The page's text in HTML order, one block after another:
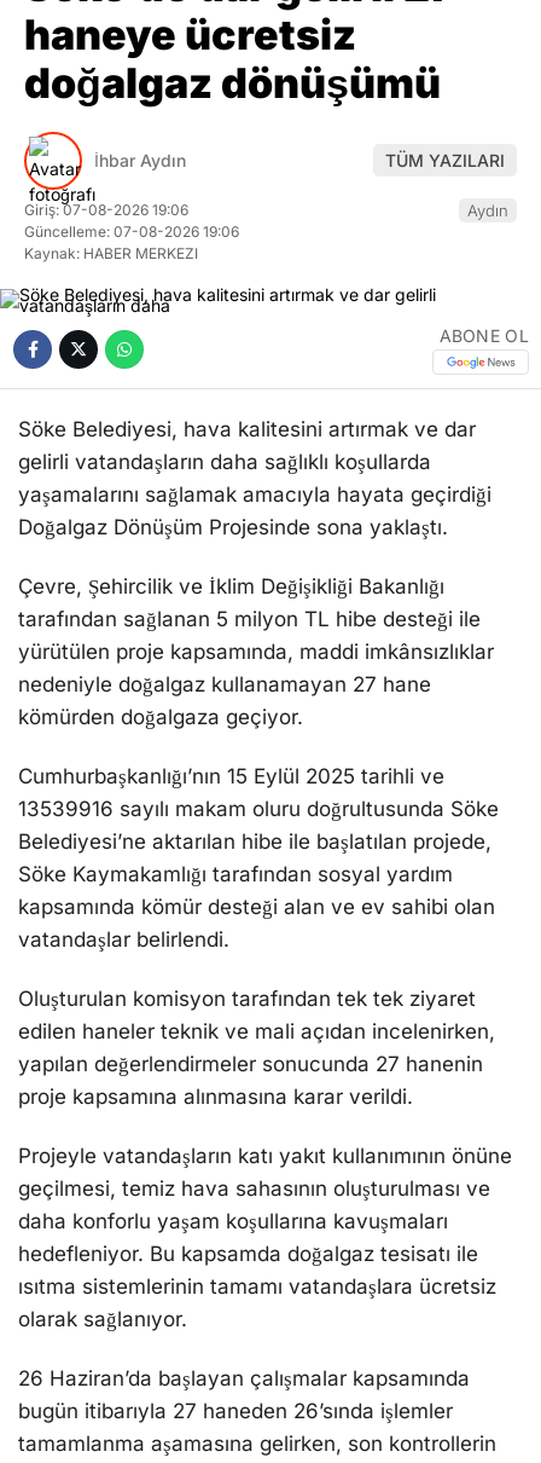
haneye ücretsiz
doğalgaz dönüşümü
İhbar Aydın TÜM YAZILARI
Giriş: 07-08-2026 19:06
Güncelleme: 07-08-2026 19:06
Kaynak: HABER MERKEZI
Aydın
ABONE OL
Söke Belediyesi, hava kalitesini artırmak ve dar
gelirli vatandaşların daha sağlıklı koşullarda
yaşamalarını sağlamak amacıyla hayata geçirdiği
Doğalgaz Dönüşüm Projesinde sona yaklaştı.
Çevre, Şehircilik ve İklim Değişikliği Bakanlığı
tarafından sağlanan 5 milyon TL hibe desteği ile
yürütülen proje kapsamında, maddi imkânsızlıklar
nedeniyle doğalgaz kullanamayan 27 hane
kömürden doğalgaza geçiyor.
Cumhurbaşkanlığı’nın 15 Eylül 2025 tarihli ve
13539916 sayılı makam oluru doğrultusunda Söke
Belediyesi’ne aktarılan hibe ile başlatılan projede,
Söke Kaymakamlığı tarafından sosyal yardım
kapsamında kömür desteği alan ve ev sahibi olan
vatandaşlar belirlendi.
Oluşturulan komisyon tarafından tek tek ziyaret
edilen haneler teknik ve mali açıdan incelenirken,
yapılan değerlendirmeler sonucunda 27 hanenin
proje kapsamına alınmasına karar verildi.
Projeyle vatandaşların katı yakıt kullanımının önüne
geçilmesi, temiz hava sahasının oluşturulması ve
daha konforlu yaşam koşullarına kavuşmaları
hedefleniyor. Bu kapsamda doğalgaz tesisatı ile
ısıtma sistemlerinin tamamı vatandaşlara ücretsiz
olarak sağlanıyor.
26 Haziran’da başlayan çalışmalar kapsamında
bugün itibarıyla 27 haneden 26’sında işlemler
tamamlanma aşamasına gelirken, son kontrollerin